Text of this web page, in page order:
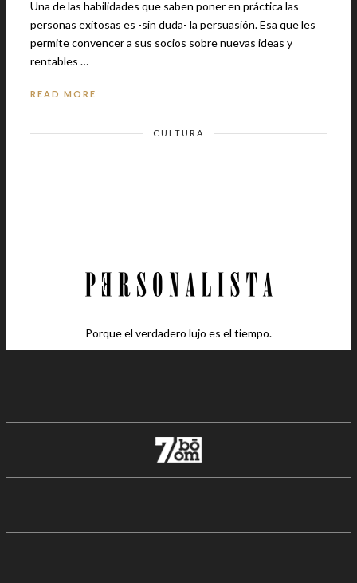
Una de las habilidades que saben poner en práctica las
personas exitosas es -sin duda- la persuasión. Esa que les
permite convencer a sus socios sobre nuevas ideas y
rentables …
READ MORE
CULTURA
Porque el verdadero lujo es el tiempo.